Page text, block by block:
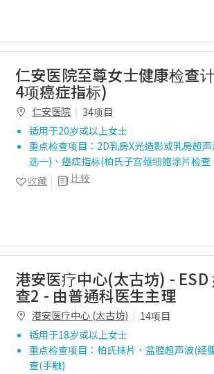
仁安医院至尊女士健康检查
4项癌症指标)
仁安医院
34项目
适用于20岁或以上女士
重点检查项目：2D乳房X光造影或乳房超
选一)、癌症指标(柏氏子宫颈细胞涂片检
比较
收藏
港安医疗中心(太古坊) - ESD
查2 - 由普通科医生主理
港安医疗中心 (太古坊)
14项目
适用于18岁或以上女士
重点检查项目：柏氏抹片、盆腔超声波(经
查(手触)